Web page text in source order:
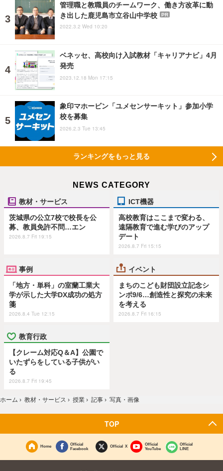
管理職と教職員のチームワーク、働き方改革に動
き出した鹿児島市立谷山中学校
PR
2022.3.2 Wed 10:20
ベネッセ、高校向け入試教材「キャリアナビ」4月
発売
2023.12.18 Mon 17:15
象印マホービン「ユメセンサーキット」参加小学
校を募集
2026.2.3 Tue 13:45
ランキングをもっと見る
NEWS CATEGORY
教材・サービス
茨城県の公立7校で校長を公
募、教員免許不問…エン
2026.8.7 Fri 19:15
ICT機器
高校教育はここまで変わる、
遠隔教育で進む学びのアップ
デート
2026.8.7 Fri 15:15
事例
「地方・単科」の室蘭工業大
学が示した大学DX成功の処方
箋
2026.8.4 Tue 12:15
イベント
まちのこども財団設立記念シ
ンポ9/6…創造性と探究の未来
を考える
2026.8.7 Fri 16:15
教育行政
【クレーム対応Q＆A】公園で
いたずらをしている子供がい
る
2026.8.7 Fri 19:45
ホーム › 教材・サービス › 授業 › 記事 › 写真・画像
TOP
Home
Official
Facebook
Official X
Official
YouTube
Official
LINE